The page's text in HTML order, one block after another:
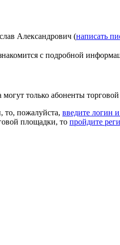
Александрович (написать
с подробной
только абоненты
то, пожалуйста, введите логин
площадки, то пройдите